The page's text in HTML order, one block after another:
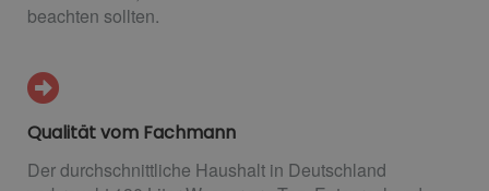
beachten sollten.
Qualität vom Fachmann
Der durchschnittliche Haushalt in Deutschland